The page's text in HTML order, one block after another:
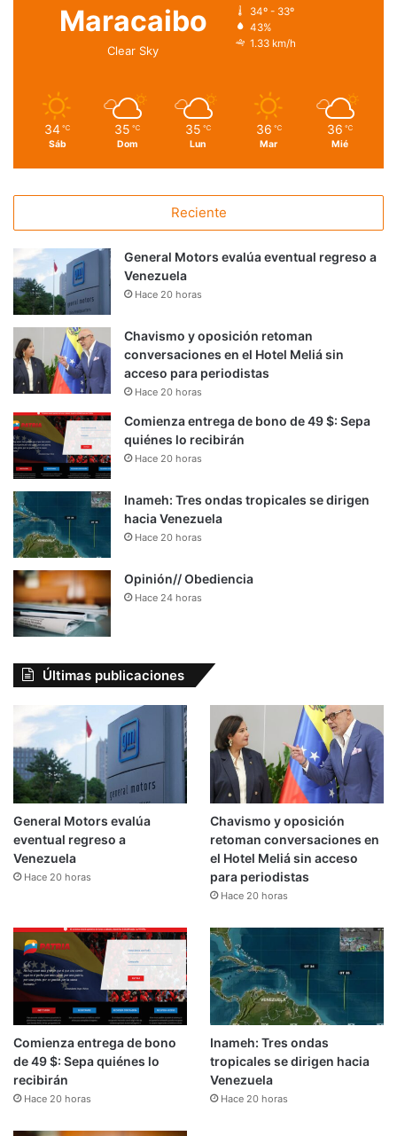
Maracaibo
Clear Sky
34º - 33º
43%
1.33 km/h
34 ℃
Sáb
35 ℃
Dom
35 ℃
Lun
36 ℃
Mar
36 ℃
Mié
Reciente
General Motors evalúa eventual regreso a
Venezuela
Hace 20 horas
Chavismo y oposición retoman
conversaciones en el Hotel Meliá sin
acceso para periodistas
Hace 20 horas
Comienza entrega de bono de 49 $: Sepa
quiénes lo recibirán
Hace 20 horas
Inameh: Tres ondas tropicales se dirigen
hacia Venezuela
Hace 20 horas
Opinión// Obediencia
Hace 24 horas
Últimas publicaciones
General Motors evalúa
eventual regreso a
Venezuela
Hace 20 horas
Chavismo y oposición
retoman conversaciones en
el Hotel Meliá sin acceso
para periodistas
Hace 20 horas
Comienza entrega de bono
de 49 $: Sepa quiénes lo
recibirán
Hace 20 horas
Inameh: Tres ondas
tropicales se dirigen hacia
Venezuela
Hace 20 horas